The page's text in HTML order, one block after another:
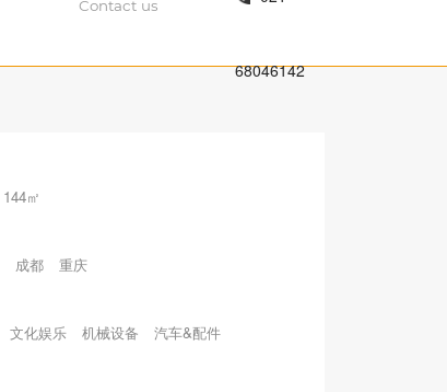
Contact us
68046142
144㎡
成都 重庆
文化娱乐 机械设备
汽车&配件